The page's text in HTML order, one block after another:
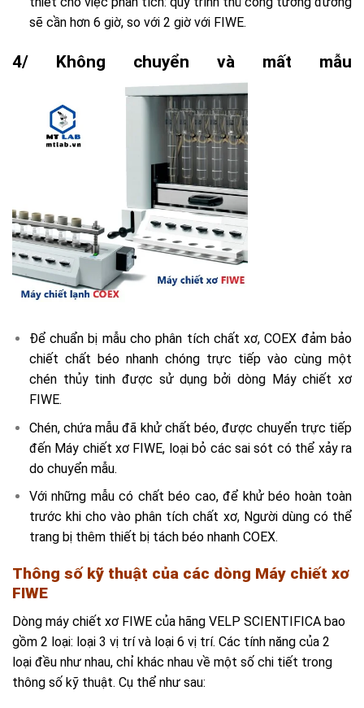
sẽ cần hơn 6 giờ, so với 2 giờ với FIWE.
4/ Không chuyển và mất mẫu
Để chuẩn bị mẫu cho phân tích chất xơ, COEX đảm bảo
chiết chất béo nhanh chóng trực tiếp vào cùng một
chén thủy tinh được sử dụng bởi dòng Máy chiết xơ
FIWE.
Chén, chứa mẫu đã khử chất béo, được chuyển trực tiếp
đến Máy chiết xơ FIWE, loại bỏ các sai sót có thể xảy ra
do chuyển mẫu.
Với những mẫu có chất béo cao, để khử béo hoàn toàn
trước khi cho vào phân tích chất xơ, Người dùng có thể
trang bị thêm thiết bị tách béo nhanh COEX.
Thông số kỹ thuật của các dòng Máy chiết xơ
FIWE
Dòng máy chiết xơ FIWE của hãng VELP SCIENTIFICA bao
gồm 2 loại: loại 3 vị trí và loại 6 vị trí. Các tính năng của 2
loại đều như nhau, chỉ khác nhau về một số chi tiết trong
thông số kỹ thuật. Cụ thể như sau: